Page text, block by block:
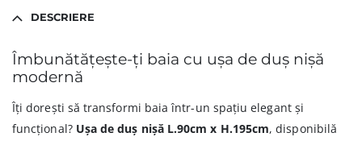
DESCRIERE
Îmbunătățește-ți baia cu ușa de duș nișă
modernă
Îți dorești să transformi baia într-un spațiu elegant și
funcțional? Ușa de duș nișă L.90cm x H.195cm, disponibilă